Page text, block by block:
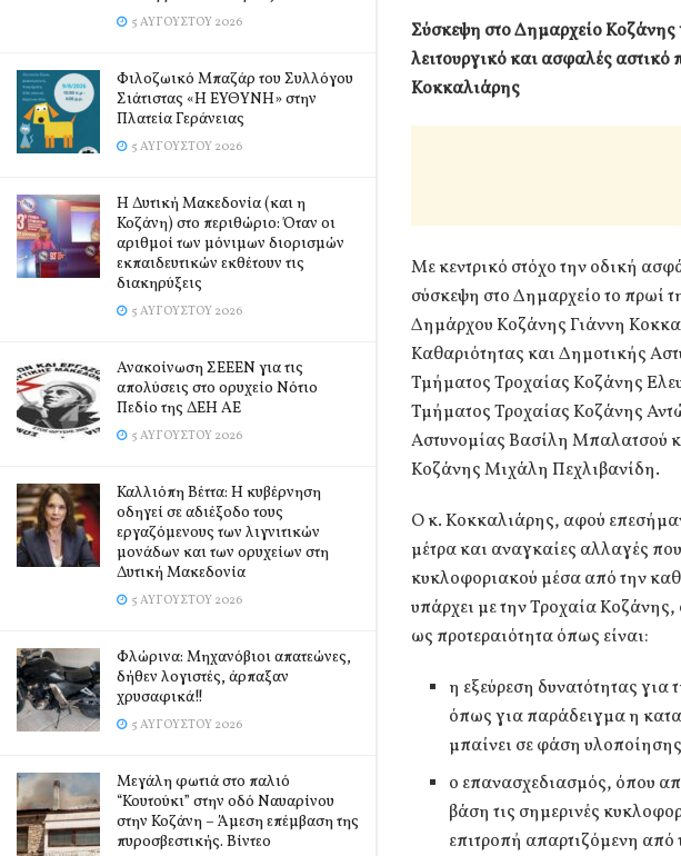
5 ΑΥΓΟΎΣΤΟΥ 2026
Φιλοζωικό Μπαζάρ του Συλλόγου
Σιάτιστας «Η ΕΥΘΥΝΗ» στην
Πλατεία Γεράνειας
5 ΑΥΓΟΎΣΤΟΥ 2026
Η Δυτική Μακεδονία (και η
Κοζάνη) στο περιθώριο: Όταν οι
αριθμοί των μόνιμων διορισμών
εκπαιδευτικών εκθέτουν τις
διακηρύξεις
5 ΑΥΓΟΎΣΤΟΥ 2026
Ανακοίνωση ΣΕΕΕΝ για τις
απολύσεις στο ορυχείο Νότιο
Πεδίο της ΔΕΗ ΑΕ
5 ΑΥΓΟΎΣΤΟΥ 2026
Καλλιόπη Βέττα: Η κυβέρνηση
οδηγεί σε αδιέξοδο τους
εργαζόμενους των λιγνιτικών
μονάδων και των ορυχείων στη
Δυτική Μακεδονία
5 ΑΥΓΟΎΣΤΟΥ 2026
Φλώρινα: Μηχανόβιοι απατεώνες,
δήθεν λογιστές, άρπαξαν
χρυσαφικά!!
5 ΑΥΓΟΎΣΤΟΥ 2026
Μεγάλη φωτιά στο παλιό
“Κουτούκι” στην οδό Ναυαρίνου
στην Κοζάνη – Άμεση επέμβαση της
πυροσβεστικής. Βίντεο
Σύσκεψη στο Δημαρχείο Κοζάνης
λειτουργικό και ασφαλές
Κοκκαλιάρης
Με κεντρικό στόχο την οδική
σύσκεψη στο Δημαρχείο το πρωί
Δημάρχου Κοζάνης Γιάννη
Καθαριότητας και Δημοτικής
Τμήματος Τροχαίας Κοζάνης
Τμήματος Τροχαίας Κοζάνης
Αστυνομίας Βασίλη Μπαλατσού
Κοζάνης Μιχάλη Πεχλιβανίδη.
Ο κ. Κοκκαλιάρης, αφού
μέτρα και αναγκαίες αλλαγές
κυκλοφοριακού μέσα από την
υπάρχει με την Τροχαία Κοζάνης,
ως προτεραιότητα όπως είναι:
η εξεύρεση δυνατότητας
όπως για παράδειγμα η
μπαίνει σε φάση
ο επανασχεδιασμός, όπου
βάση τις σημερινές
επιτροπή απαρτιζόμενη από